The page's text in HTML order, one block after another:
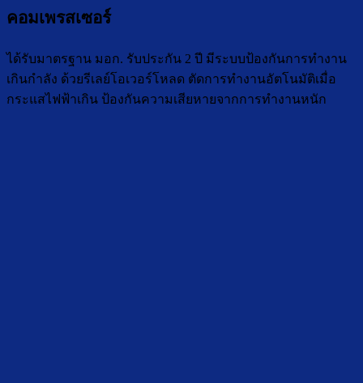
คอมเพรสเซอร์
ได้รับมาตรฐาน มอก. รับประกัน 2 ปี มีระบบป้องกันการทำงาน
เกินกำลัง ด้วยรีเลย์โอเวอร์โหลด ตัดการทำงานอัตโนมัติเมื่อ
กระแสไฟฟ้าเกิน ป้องกันความเสียหายจากการทำงานหนัก